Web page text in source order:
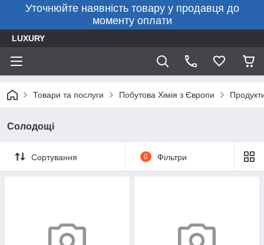
Уточнюйте наявність товару у продавця до
моменту оплати
LUXURY
Товари та послуги Побутова Хімія з Європи
Солодощі
Сортування 0 Фільтри